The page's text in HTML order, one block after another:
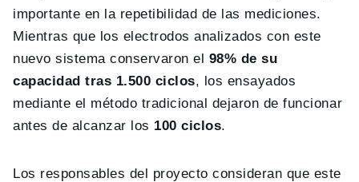
importante en la repetibilidad de las mediciones.
Mientras que los electrodos analizados con este
nuevo sistema conservaron el 98% de su
capacidad tras 1.500 ciclos, los ensayados
mediante el método tradicional dejaron de funcionar
antes de alcanzar los 100 ciclos.
Los responsables del proyecto consideran que este